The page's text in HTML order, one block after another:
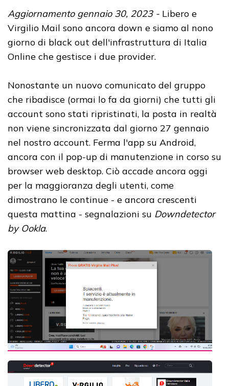
Aggiornamento gennaio 30, 2023 - Libero e
Virgilio Mail sono ancora down e siamo al nono
giorno di black out dell'infrastruttura di Italia
Online che gestisce i due provider.
Nonostante un nuovo comunicato del gruppo
che ribadisce (ormai lo fa da giorni) che tutti gli
account sono stati ripristinati, la posta in realtà
non viene sincronizzata dal giorno 27 gennaio
nel nostro account. Ferma l'app su Android,
ancora con il pop-up di manutenzione in corso su
browser web desktop. Ciò accade ancora oggi
per la maggioranza degli utenti, come
dimostrano le continue - e ancora crescenti
questa mattina - segnalazioni su Downdetector
by Ookla.